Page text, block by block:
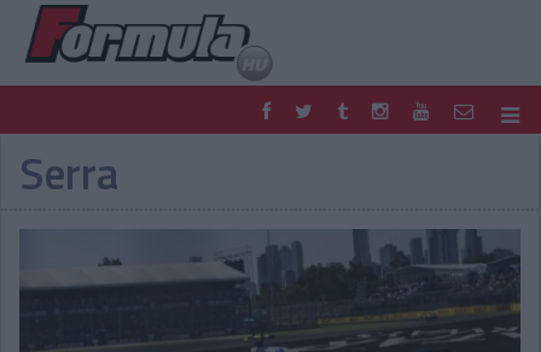
F1
FORMULA
EGYÉB
PODCAST
SHOP
DIGITÁLIS MAGAZIN
PONTÁLLÁSOK
Serra